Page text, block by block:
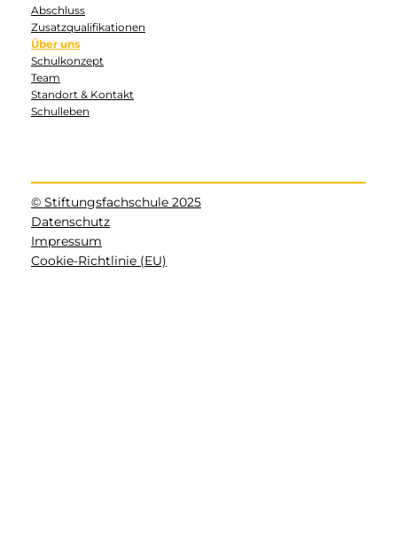
Abschluss
Zusatzqualifikationen
Über uns
Schulkonzept
Team
Standort & Kontakt
Schulleben
© Stiftungsfachschule 2025
Datenschutz
Impressum
Cookie-Richtlinie (EU)